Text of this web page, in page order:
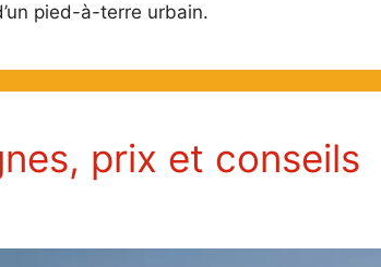
pied-à-terre urbain.
prix et conseils